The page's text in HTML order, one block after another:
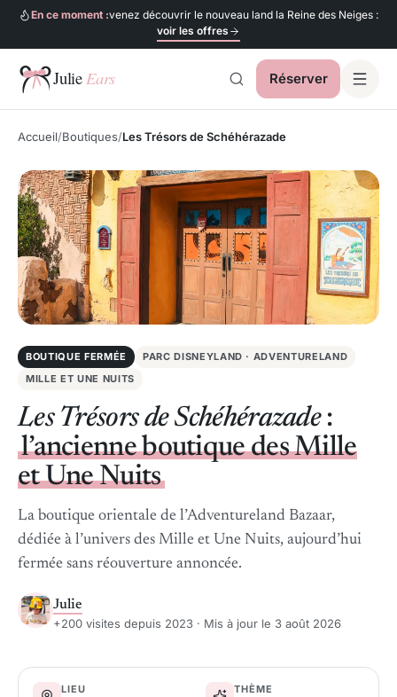
En ce moment :venez découvrir le nouveau land la Reine des Neiges :
voir les offres
Julie Ears
Réserver
Accueil Boutiques Les Trésors de Schéhérazade
BOUTIQUE FERMÉE
PARC DISNEYLAND · ADVENTURELAND
MILLE ET UNE NUITS
Les Trésors de Schéhérazade:
l’ancienne boutique des Mille
et Une Nuits
La boutique orientale de l’Adventureland Bazaar,
dédiée à l’univers des Mille et Une Nuits, aujourd’hui
fermée sans réouverture annoncée.
Julie
+200 visites depuis 2023 · Mis à jour le 3 août 2026
LIEU THÈME